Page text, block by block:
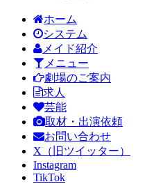
ホーム
システム
メイド紹介
メニュー
劇場のご案内
求人
芸能
取材・出演依頼
お問い合わせ
X（旧ツイッター）
Instagram
TikTok